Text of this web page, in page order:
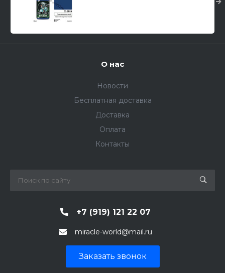
О нас
Новости
Бесплатная доставка
Доставка
Оплата
Контакты
+7 (919) 121 22 07
miracle-world@mail.ru
Заказать звонок